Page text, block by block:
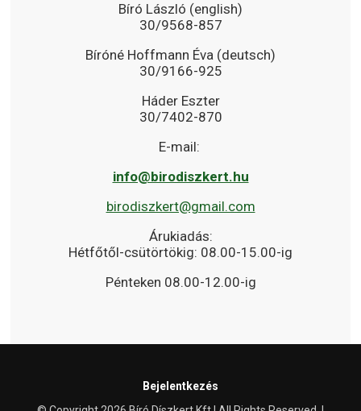
Bíró László (english)
30/9568-857
Bíróné Hoffmann Éva (deutsch)
30/9166-925
Háder Eszter
30/7402-870
E-mail:
info@birodiszkert.hu
birodiszkert@gmail.com
Árukiadás:
Hétfőtől-csütörtökig: 08.00-15.00-ig
Pénteken 08.00-12.00-ig
Bejelentkezés